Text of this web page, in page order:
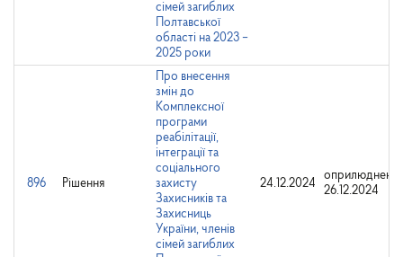
сімей загиблих
Полтавської
області на 2023 –
2025 роки
896 Рішення
Про внесення
змін до
Комплексної
програми
реабілітації,
інтеграції та
соціального
захисту
Захисників та
Захисниць
України, членів
сімей загиблих
24.12.2024
оприлюднено:
26.12.2024